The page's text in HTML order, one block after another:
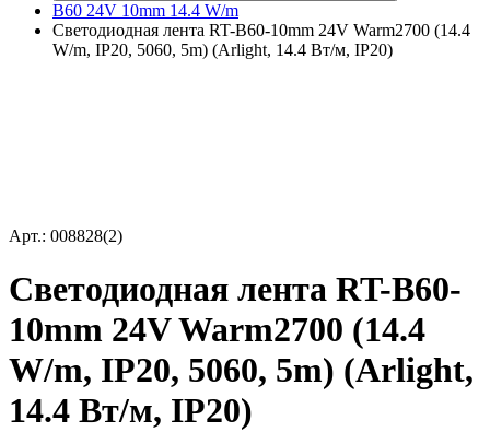
B60 24V 10mm 14.4 W/m
Светодиодная лента RT-B60-10mm 24V Warm2700 (14.4
W/m, IP20, 5060, 5m) (Arlight, 14.4 Вт/м, IP20)
Арт.: 008828(2)
Светодиодная лента RT-B60-
10mm 24V Warm2700 (14.4
W/m, IP20, 5060, 5m) (Arlight,
14.4 Вт/м, IP20)